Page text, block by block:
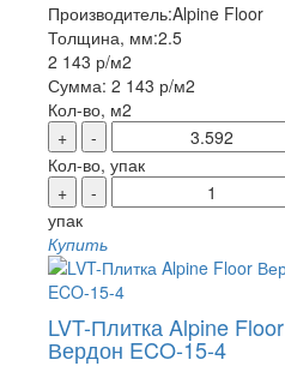
Производитель:Alpine Floor
Толщина, мм:2.5
2 143 р/м2
Сумма:2 143 р/м2
Кол-во, м2
+
-
Кол-во, упак
+
-
упак
Купить
LVT-Плитка Alpine Floor
Вердон ECO-15-4